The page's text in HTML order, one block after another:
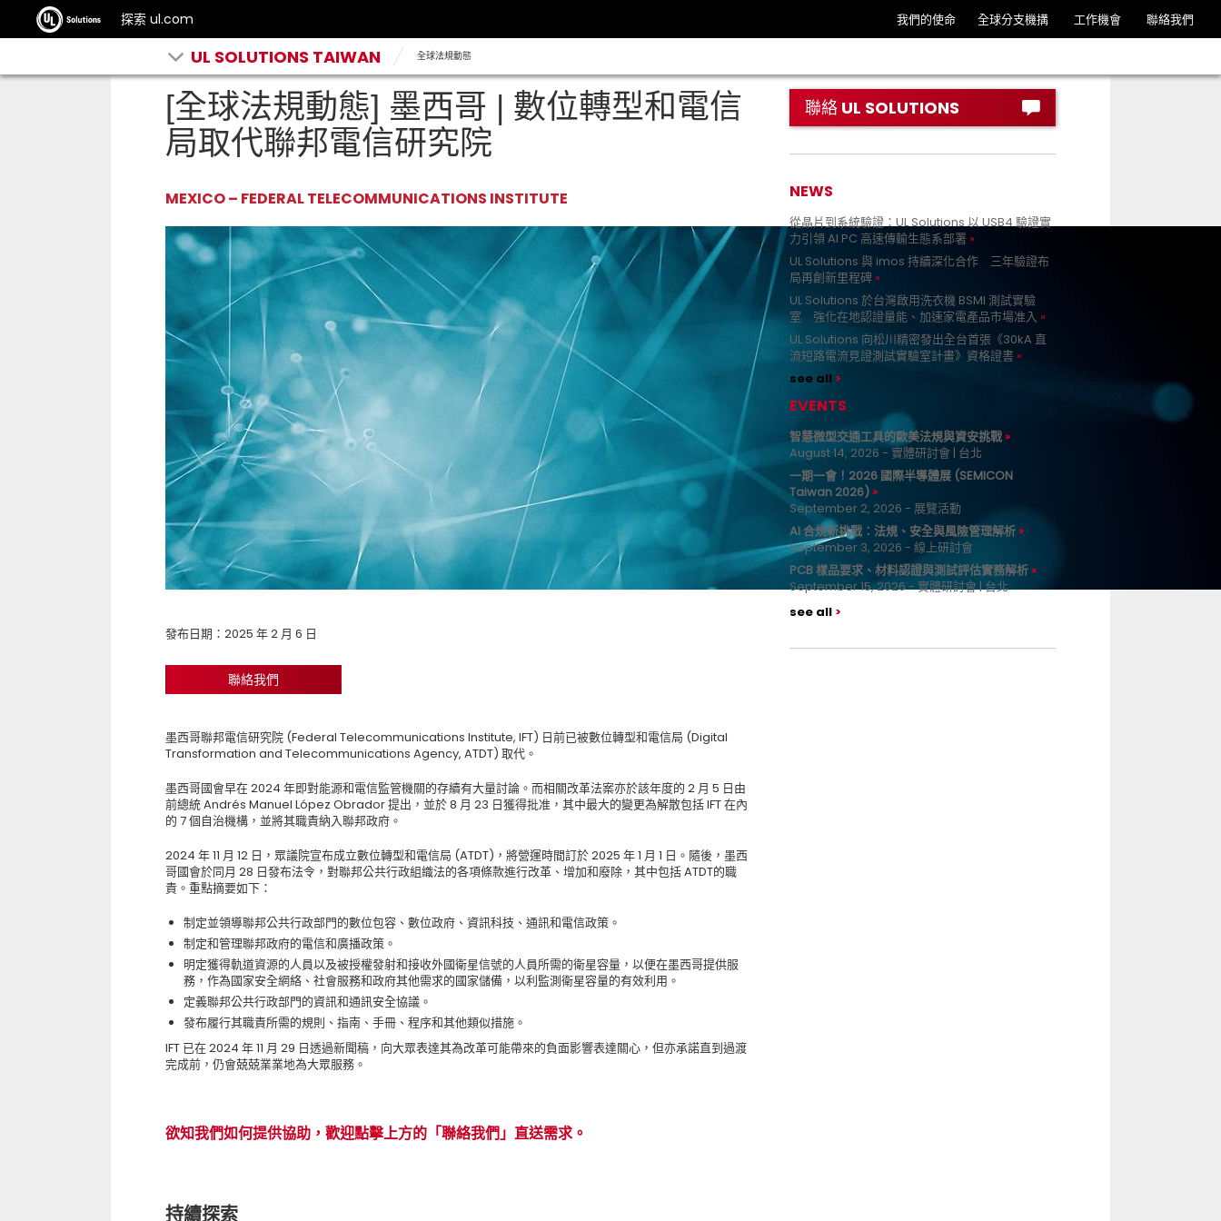
探索 ul.com 我們的使命 全球分支機搆 工作機會 聯絡我們
UL SOLUTIONS TAIWAN 全球法規動態
[全球法規動態] 墨西哥 | 數位轉型和電信
局取代聯邦電信研究院
MEXICO – FEDERAL TELECOMMUNICATIONS INSTITUTE
發布日期：2025 年 2 月 6 日
聯絡我們
墨西哥聯邦電信研究院 (Federal Telecommunications Institute, IFT) 日前已被數位轉型和電信局 (Digital
Transformation and Telecommunications Agency, ATDT) 取代。
墨西哥國會早在 2024 年即對能源和電信監管機關的存續有大量討論。而相關改革法案亦於該年度的 2 月 5 日由
前總統 Andrés Manuel López Obrador 提出，並於 8 月 23 日獲得批准，其中最大的變更為解散包括 IFT 在內
的 7 個自治機構，並將其職責納入聯邦政府。
2024 年 11 月 12 日，眾議院宣布成立數位轉型和電信局 (ATDT)，將營運時間訂於 2025 年 1 月 1 日。隨後，墨西
哥國會於同月 28 日發布法令，對聯邦公共行政組織法的各項條款進行改革、增加和廢除，其中包括 ATDT的職
責。重點摘要如下：
制定並領導聯邦公共行政部門的數位包容、數位政府、資訊科技、通訊和電信政策。
制定和管理聯邦政府的電信和廣播政策。
明定獲得軌道資源的人員以及被授權發射和接收外國衛星信號的人員所需的衛星容量，以便在墨西哥提供服
務，作為國家安全網絡、社會服務和政府其他需求的國家儲備，以利監測衛星容量的有效利用。
定義聯邦公共行政部門的資訊和通訊安全協議。
發布履行其職責所需的規則、指南、手冊、程序和其他類似措施。
IFT 已在 2024 年 11 月 29 日透過新聞稿，向大眾表達其為改革可能帶來的負面影響表達關心，但亦承諾直到過渡
完成前，仍會兢兢業業地為大眾服務。
欲知我們如何提供協助，歡迎點擊上方的「聯絡我們」直送需求。
持續探索
聯絡 UL SOLUTIONS
NEWS
從晶片到系統驗證：UL Solutions 以 USB4 驗證實
力引領 AI PC 高速傳輸生態系部署
UL Solutions 與 imos 持續深化合作 三年驗證布
局再創新里程碑
UL Solutions 於台灣啟用洗衣機 BSMI 測試實驗
室 強化在地認證量能、加速家電產品市場准入
UL Solutions 向松川精密發出全台首張《30kA 直
流短路電流見證測試實驗室計畫》資格證書
see all
EVENTS
智慧微型交通工具的歐美法規與資安挑戰
August 14, 2026 - 實體研討會 | 台北
一期一會！2026 國際半導體展 (SEMICON
Taiwan 2026)
September 2, 2026 - 展覽活動
AI 合規新挑戰：法規、安全與風險管理解析
September 3, 2026 - 線上研討會
PCB 樣品要求、材料認證與測試評估實務解析
September 15, 2026 - 實體研討會 | 台北
see all